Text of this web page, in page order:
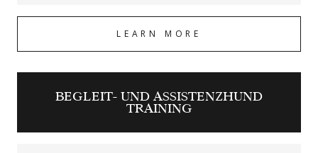
LEARN MORE
BEGLEIT- UND ASSISTENZHUND
TRAINING